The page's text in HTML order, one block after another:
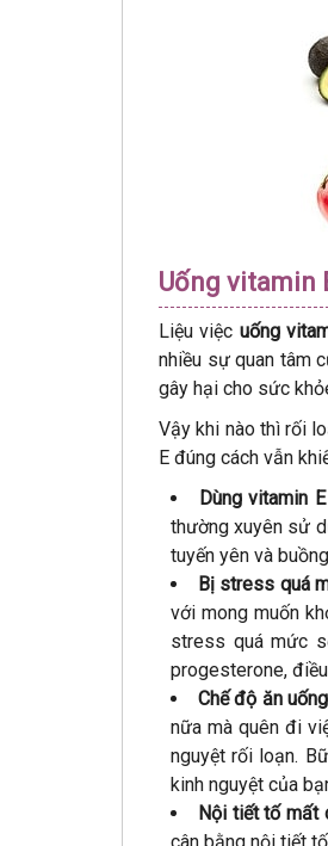
Uống vitamin
Liệu việc uống
nhiều sự quan tâm
gây hại cho sức
Vậy khi nào thì rối
E đúng cách vẫn
Dùng vitamin
thường xuyên sử
tuyến yên và
Bị stress quá
với mong muốn
stress quá mức
progesterone,
Chế độ ăn
nữa mà quên đi
nguyệt rối loạn.
kinh nguyệt của
Nội tiết tố mất